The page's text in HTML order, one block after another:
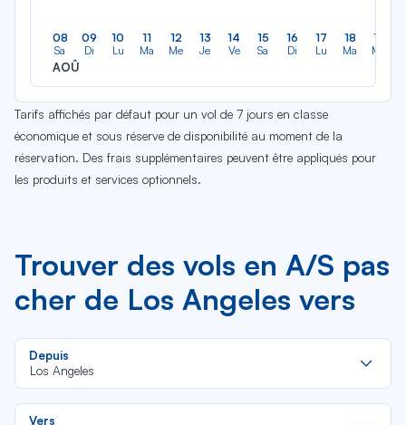
08
Sa
AOÛ
09
Di
10
Lu
11
Ma
12
Me
13
Je
14
Ve
15
Sa
16
Di
17
Lu
18
Ma
19
Me
Tarifs affichés par défaut pour un vol de 7 jours en classe
économique et sous réserve de disponibilité au moment de la
réservation. Des frais supplémentaires peuvent être appliqués pour
les produits et services optionnels.
Trouver des vols en A/S pas
cher de Los Angeles vers
Depuis
Los Angeles
Vers